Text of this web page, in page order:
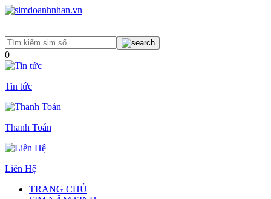
0
Tin tức
Thanh Toán
Liên Hệ
TRANG CHỦ